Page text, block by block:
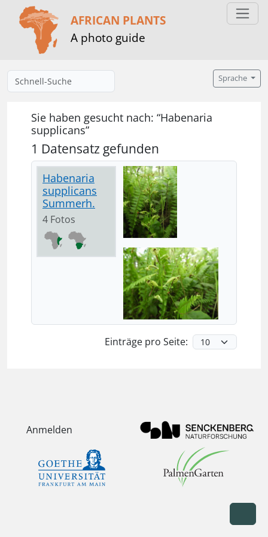
AFRICAN PLANTS
A photo guide
Sprache
Sie haben gesucht nach: “Habenaria
supplicans”
1 Datensatz gefunden
Habenaria
supplicans
Summerh.
4 Fotos
Einträge pro Seite:
Anmelden